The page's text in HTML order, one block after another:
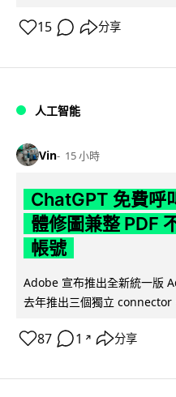
15 分享
人工智能
Vin 15 小時
ChatGPT 免費呼
體修圖兼整 PDF
帳號
Adobe 宣布推出全新統一版
去年推出三個獨立
87 1 ↗ 分享